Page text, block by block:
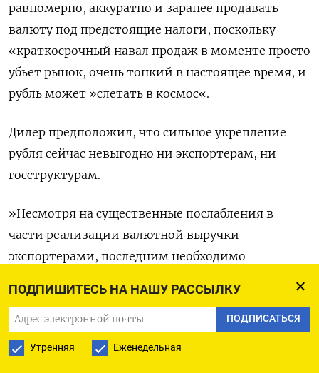
ПОДПИШИТЕСЬ НА НАШУ РАССЫЛКУ
ПОДПИСАТЬСЯ
Утренняя Еженедельная
равномерно, аккуратно и заранее продавать
валюту под предстоящие налоги, поскольку
«краткосрочный навал продаж в моменте просто
убьет рынок, очень тонкий в настоящее время, и
рубль может »слетать в космос«.
Дилер предположил, что сильное укрепление
рубля сейчас невыгодно ни экспортерам, ни
госструктурам.
»Несмотря на существенные послабления в
части реализации валютной выручки
экспортерами, последним необходимо
скорее, следует ожидать их активизации
пораньше, чем обычно, учитывая снижение
биржевых оборотов«, - согласен и Евгений